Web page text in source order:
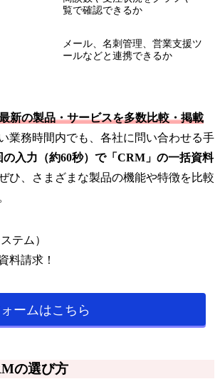
覧で確認できるか
メール、名刺管理、営業支援ツ
ールなどと連携できるか
新の製品・サービスを多数比較・掲載
業務時間内でも、各社に問い合わせる手
の入力（約60秒）で「CRM」の一括資料
ひ、さまざまな製品の機能や特徴を比較
テム）
料請求！
ームはこちら
の選び方